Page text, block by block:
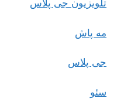
تلویزیون جی پلاس
مه پاش
جی پلاس
سئو